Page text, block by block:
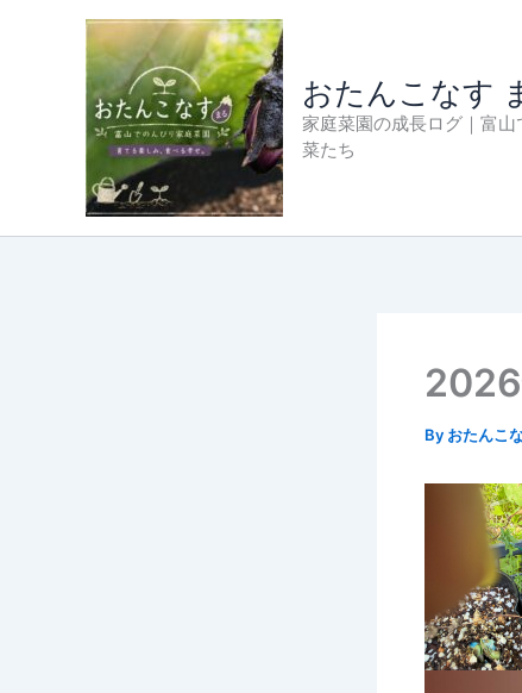
おたんこなす
家庭菜園の成長ログ｜富
菜たち
By おたんこ